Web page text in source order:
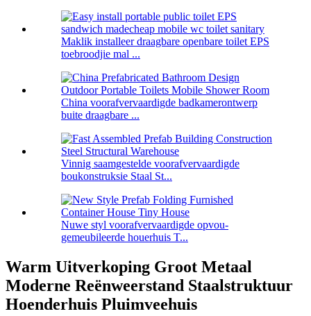
Maklik installeer draagbare openbare toilet EPS
toebroodjie mal ...
China voorafvervaardigde badkamerontwerp
buite draagbare ...
Vinnig saamgestelde voorafvervaardigde
boukonstruksie Staal St...
Nuwe styl voorafvervaardigde opvou-
gemeubileerde houerhuis T...
Warm Uitverkoping Groot Metaal
Moderne Reënweerstand Staalstruktuur
Hoenderhuis Pluimveehuis